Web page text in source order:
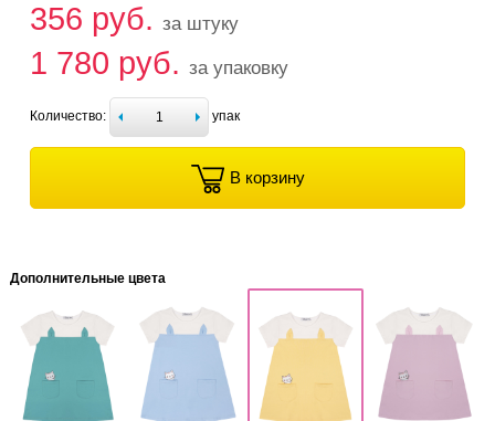
356 руб. за штуку
1 780 руб. за упаковку
Количество: упак
В корзину
Дополнительные цвета